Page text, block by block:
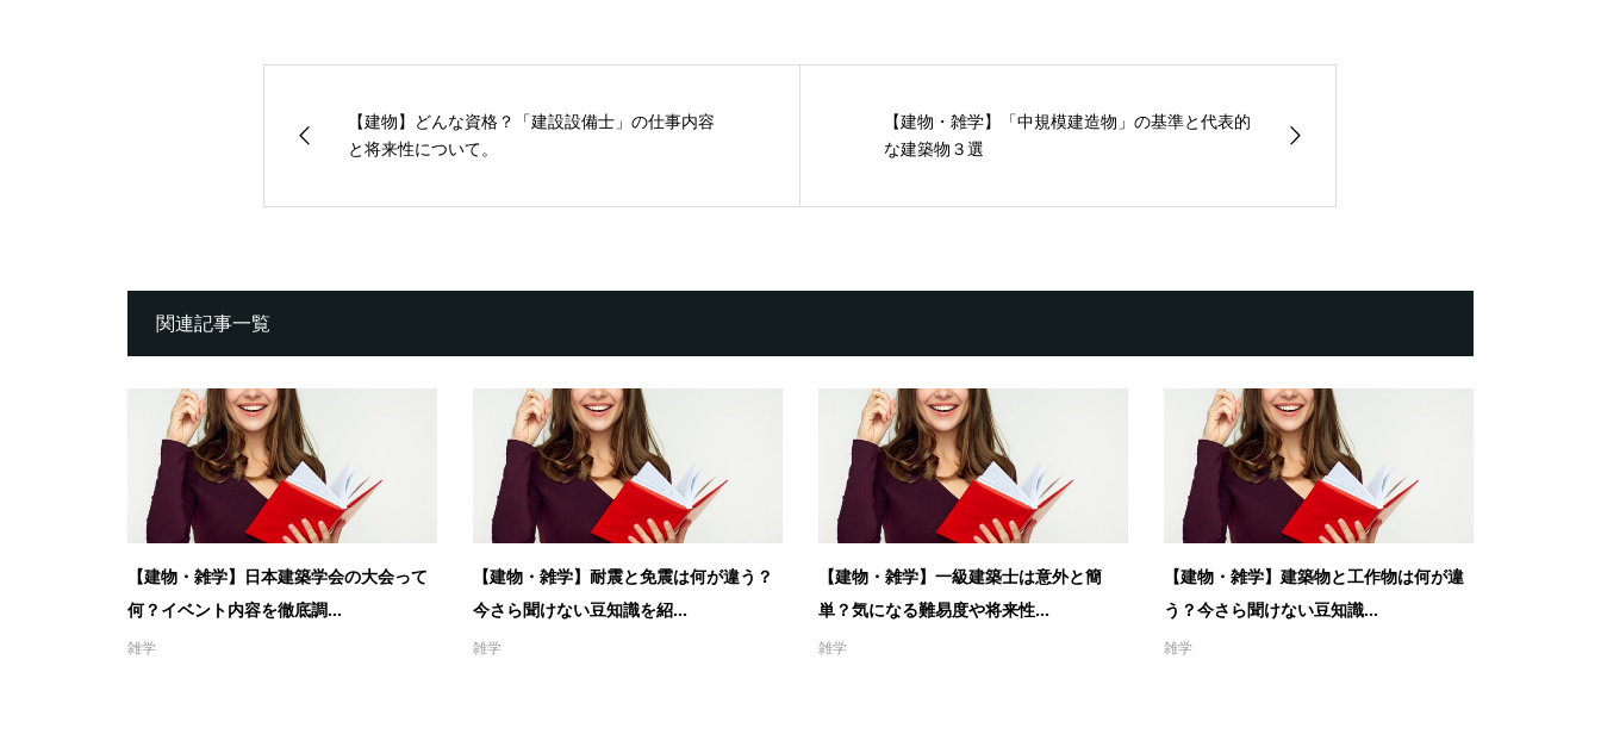
【建物】どんな資格？「建設設備士」の仕事内容
と将来性について。
【建物・雑学】「中規模建造物」の基準と代表的
な建築物３選
関連記事一覧
【建物・雑学】日本建築学会の大会って
何？イベント内容を徹底調...
雑学
【建物・雑学】耐震と免震は何が違う？
今さら聞けない豆知識を紹...
雑学
【建物・雑学】一級建築士は意外と簡
単？気になる難易度や将来性...
雑学
【建物・雑学】建築物と工作物は何が違
う？今さら聞けない豆知識...
雑学